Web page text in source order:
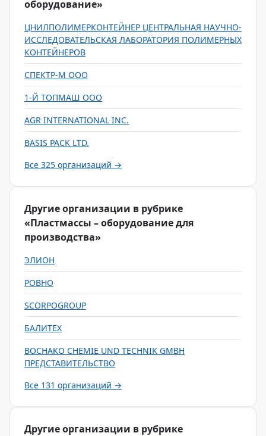
оборудование»
ЦНИЛПОЛИМЕРКОНТЕЙНЕР ЦЕНТРАЛЬНАЯ НАУЧНО-
ИССЛЕДОВАТЕЛЬСКАЯ ЛАБОРАТОРИЯ ПОЛИМЕРНЫХ
КОНТЕЙНЕРОВ
СПЕКТР-М ООО
1-Й ТОПМАШ ООО
AGR INTERNATIONAL INC.
BASIS PACK LTD.
Все 325 организаций →
Другие организации в рубрике
«Пластмассы – оборудование для
производства»
ЭЛИОН
РОВНО
SCORPOGROUP
БАЛИТЕХ
BOCHAKO CHEMIE UND TECHNIK GMBH
ПРЕДСТАВИТЕЛЬСТВО
Все 131 организаций →
Другие организации в рубрике